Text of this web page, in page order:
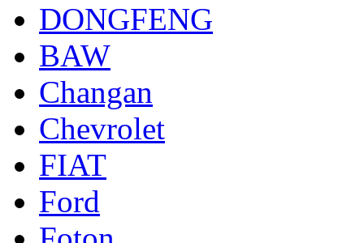
DONGFENG
BAW
Changan
Chevrolet
FIAT
Ford